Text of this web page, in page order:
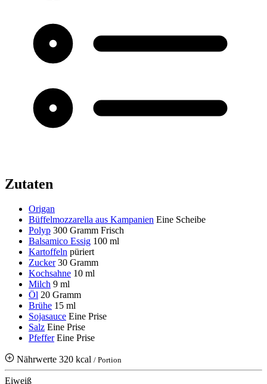
Zutaten
Origan
Büffelmozzarella aus Kampanien Eine Scheibe
Polyp 300 Gramm Frisch
Balsamico Essig 100 ml
Kartoffeln püriert
Zucker 30 Gramm
Kochsahne 10 ml
Milch 9 ml
Öl 20 Gramm
Brühe 15 ml
Sojasauce Eine Prise
Salz Eine Prise
Pfeffer Eine Prise
Nährwerte 320 kcal / Portion
Eiweiß